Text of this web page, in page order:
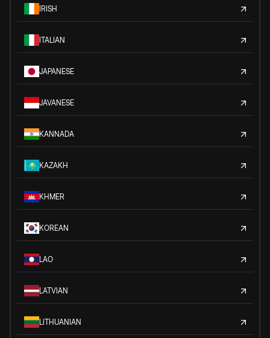
IRISH
ITALIAN
JAPANESE
JAVANESE
KANNADA
KAZAKH
KHMER
KOREAN
LAO
LATVIAN
LITHUANIAN